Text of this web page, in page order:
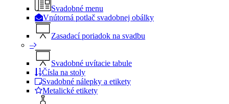
Svadobné menu
Vnútorná potlač svadobnej obálky
Zasadací poriadok na svadbu
–
Svadobné uvítacie tabule
Čísla na stoly
Svadobné nálepky a etikety
Metalické etikety